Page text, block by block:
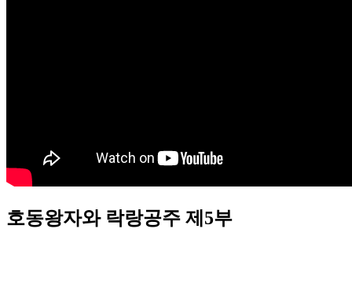
호동왕자와 락랑공주 제5부